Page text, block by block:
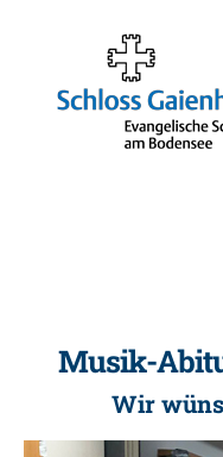
Werkzeugleiste öffnen
springen
Musik-
Wir